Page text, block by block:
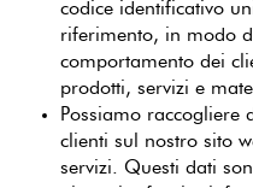
codice identificativo
riferimento, in modo
comportamento dei
prodotti, servizi e
Possiamo raccogliere
clienti sul nostro sito
servizi. Questi dati